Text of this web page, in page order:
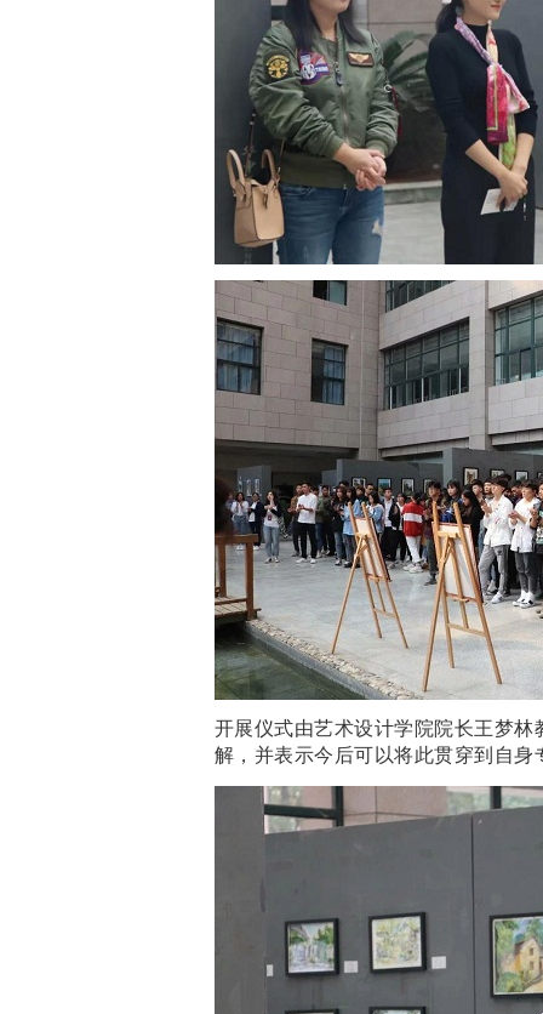
开展仪式由艺术设计学院院长王梦
解，并表示今后可以将此贯穿到自